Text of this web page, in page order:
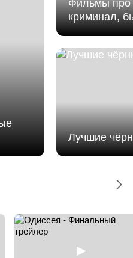
Фильмы про
криминал,
Лучшие
- Дублированный